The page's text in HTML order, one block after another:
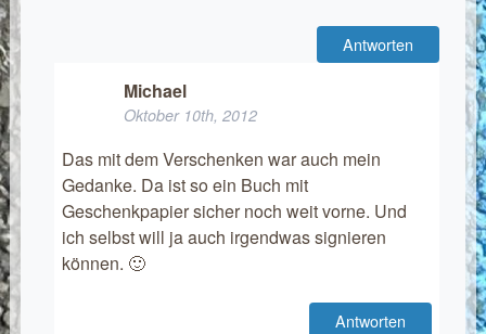
Antworten
Michael
Oktober 10th, 2012
Das mit dem Verschenken war auch mein
Gedanke. Da ist so ein Buch mit
Geschenkpapier sicher noch weit vorne. Und
ich selbst will ja auch irgendwas signieren
können. 🙂
Antworten